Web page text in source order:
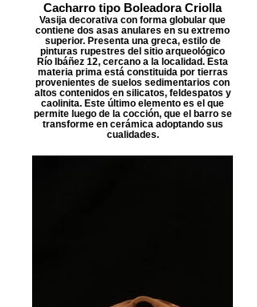
Cacharro tipo Boleadora Criolla
Vasija decorativa con forma globular que
contiene dos asas anulares en su extremo
superior. Presenta una greca, estilo de
pinturas rupestres del sitio arqueológico
Río Ibáñez 12, cercano a la localidad. Esta
materia prima está constituida por tierras
provenientes de suelos sedimentarios con
altos contenidos en silicatos, feldespatos y
caolinita. Este último elemento es el que
permite luego de la cocción, que el barro se
transforme en cerámica adoptando sus
cualidades.